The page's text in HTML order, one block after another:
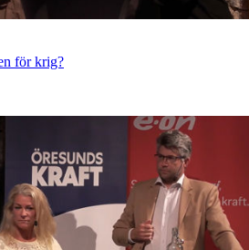
för krig?